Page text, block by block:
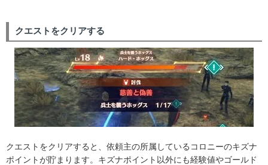
クエストをクリアする
クエストをクリアすると、依頼主の所属しているコロニーのキズナ
ポイントが貯まります。キズナポイント以外にも経験値やゴールド